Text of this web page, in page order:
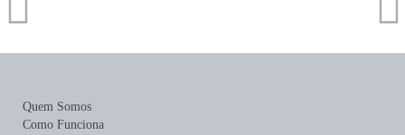
Quem Somos
Como Funciona